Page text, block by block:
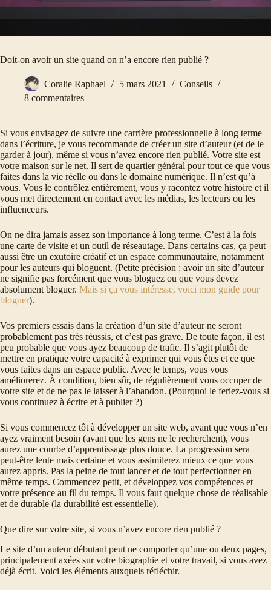
Doit-on avoir un site quand on n’a encore rien publié ?
Coralie Raphael 5 mars 2021
Conseils
8 commentaires
Si vous envisagez de suivre une carrière professionnelle à long terme
dans l’écriture, je vous recommande de créer un site d’auteur (et de le
garder à jour), même si vous n’avez encore rien publié. Votre site est
votre maison sur le net. Il sert de quartier général pour tout ce que vous
faites dans la vie réelle ou dans le domaine numérique. Il n’est qu’à
vous. Vous le contrôlez entièrement, vous y racontez votre histoire et il
vous met directement en contact avec les médias, les lecteurs ou les
influenceurs.
On ne dira jamais assez son importance à long terme. C’est à la fois
une carte de visite et un outil de réseautage. Dans certains cas, ça peut
aussi être un exutoire créatif et un espace communautaire, notamment
pour les auteurs qui bloguent. (Petite précision : avoir un site d’auteur
ne signifie pas forcément que vous bloguez ou que vous devez
absolument bloguer. Mais si ça vous intéresse, voici mon guide pour
bloguer).
Vos premiers essais dans la création d’un site d’auteur ne seront
probablement pas très réussis, et c’est pas grave. De toute façon, il est
peu probable que vous ayez beaucoup de trafic. Il s’agit plutôt de
mettre en pratique votre capacité à exprimer qui vous êtes et ce que
vous faites dans un espace public. Avec le temps, vous vous
améliorerez. À condition, bien sûr, de régulièrement vous occuper de
votre site et de ne pas le laisser à l’abandon. (Pourquoi le feriez-vous si
vous continuez à écrire et à publier ?)
Si vous commencez tôt à développer un site web, avant que vous n’en
ayez vraiment besoin (avant que les gens ne le recherchent), vous
aurez une courbe d’apprentissage plus douce. La progression sera
peut-être lente mais certaine et vous assimilerez mieux ce que vous
aurez appris. Pas la peine de tout lancer et de tout perfectionner en
même temps. Commencez petit, et développez vos compétences et
votre présence au fil du temps. Il vous faut quelque chose de réalisable
et de durable (la durabilité est essentielle).
Que dire sur votre site, si vous n’avez encore rien publié ?
Le site d’un auteur débutant peut ne comporter qu’une ou deux pages,
principalement axées sur votre biographie et votre travail, si vous avez
déjà écrit. Voici les éléments auxquels réfléchir.